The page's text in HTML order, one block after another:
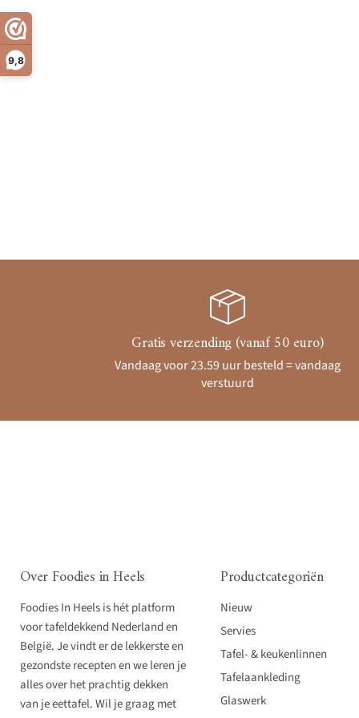
9,8
Gratis verzending (vanaf 50 euro)
Vandaag voor 23.59 uur besteld = vandaag
verstuurd
Over Foodies in Heels
Foodies In Heels is hét platform
voor tafeldekkend Nederland en
België. Je vindt er de lekkerste en
gezondste recepten en we leren je
alles over het prachtig dekken
van je eettafel. Wil je graag met
Productcategoriën
Nieuw
Servies
Tafel- & keukenlinnen
Tafelaankleding
Glaswerk